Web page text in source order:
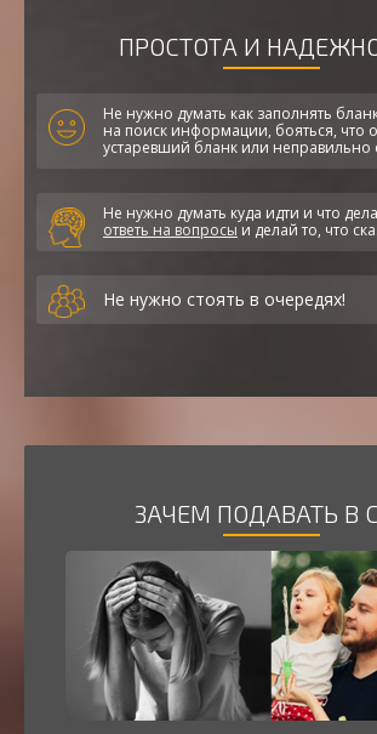
ПРОСТОТА И
Не нужно думать как заполнять
на поиск информации, бояться, что
устаревший бланк или неправильно
Не нужно думать куда идти и что
ответь на вопросы и делай то, что
Не нужно стоять в очередях!
ЗАЧЕМ ПОДАВАТЬ В